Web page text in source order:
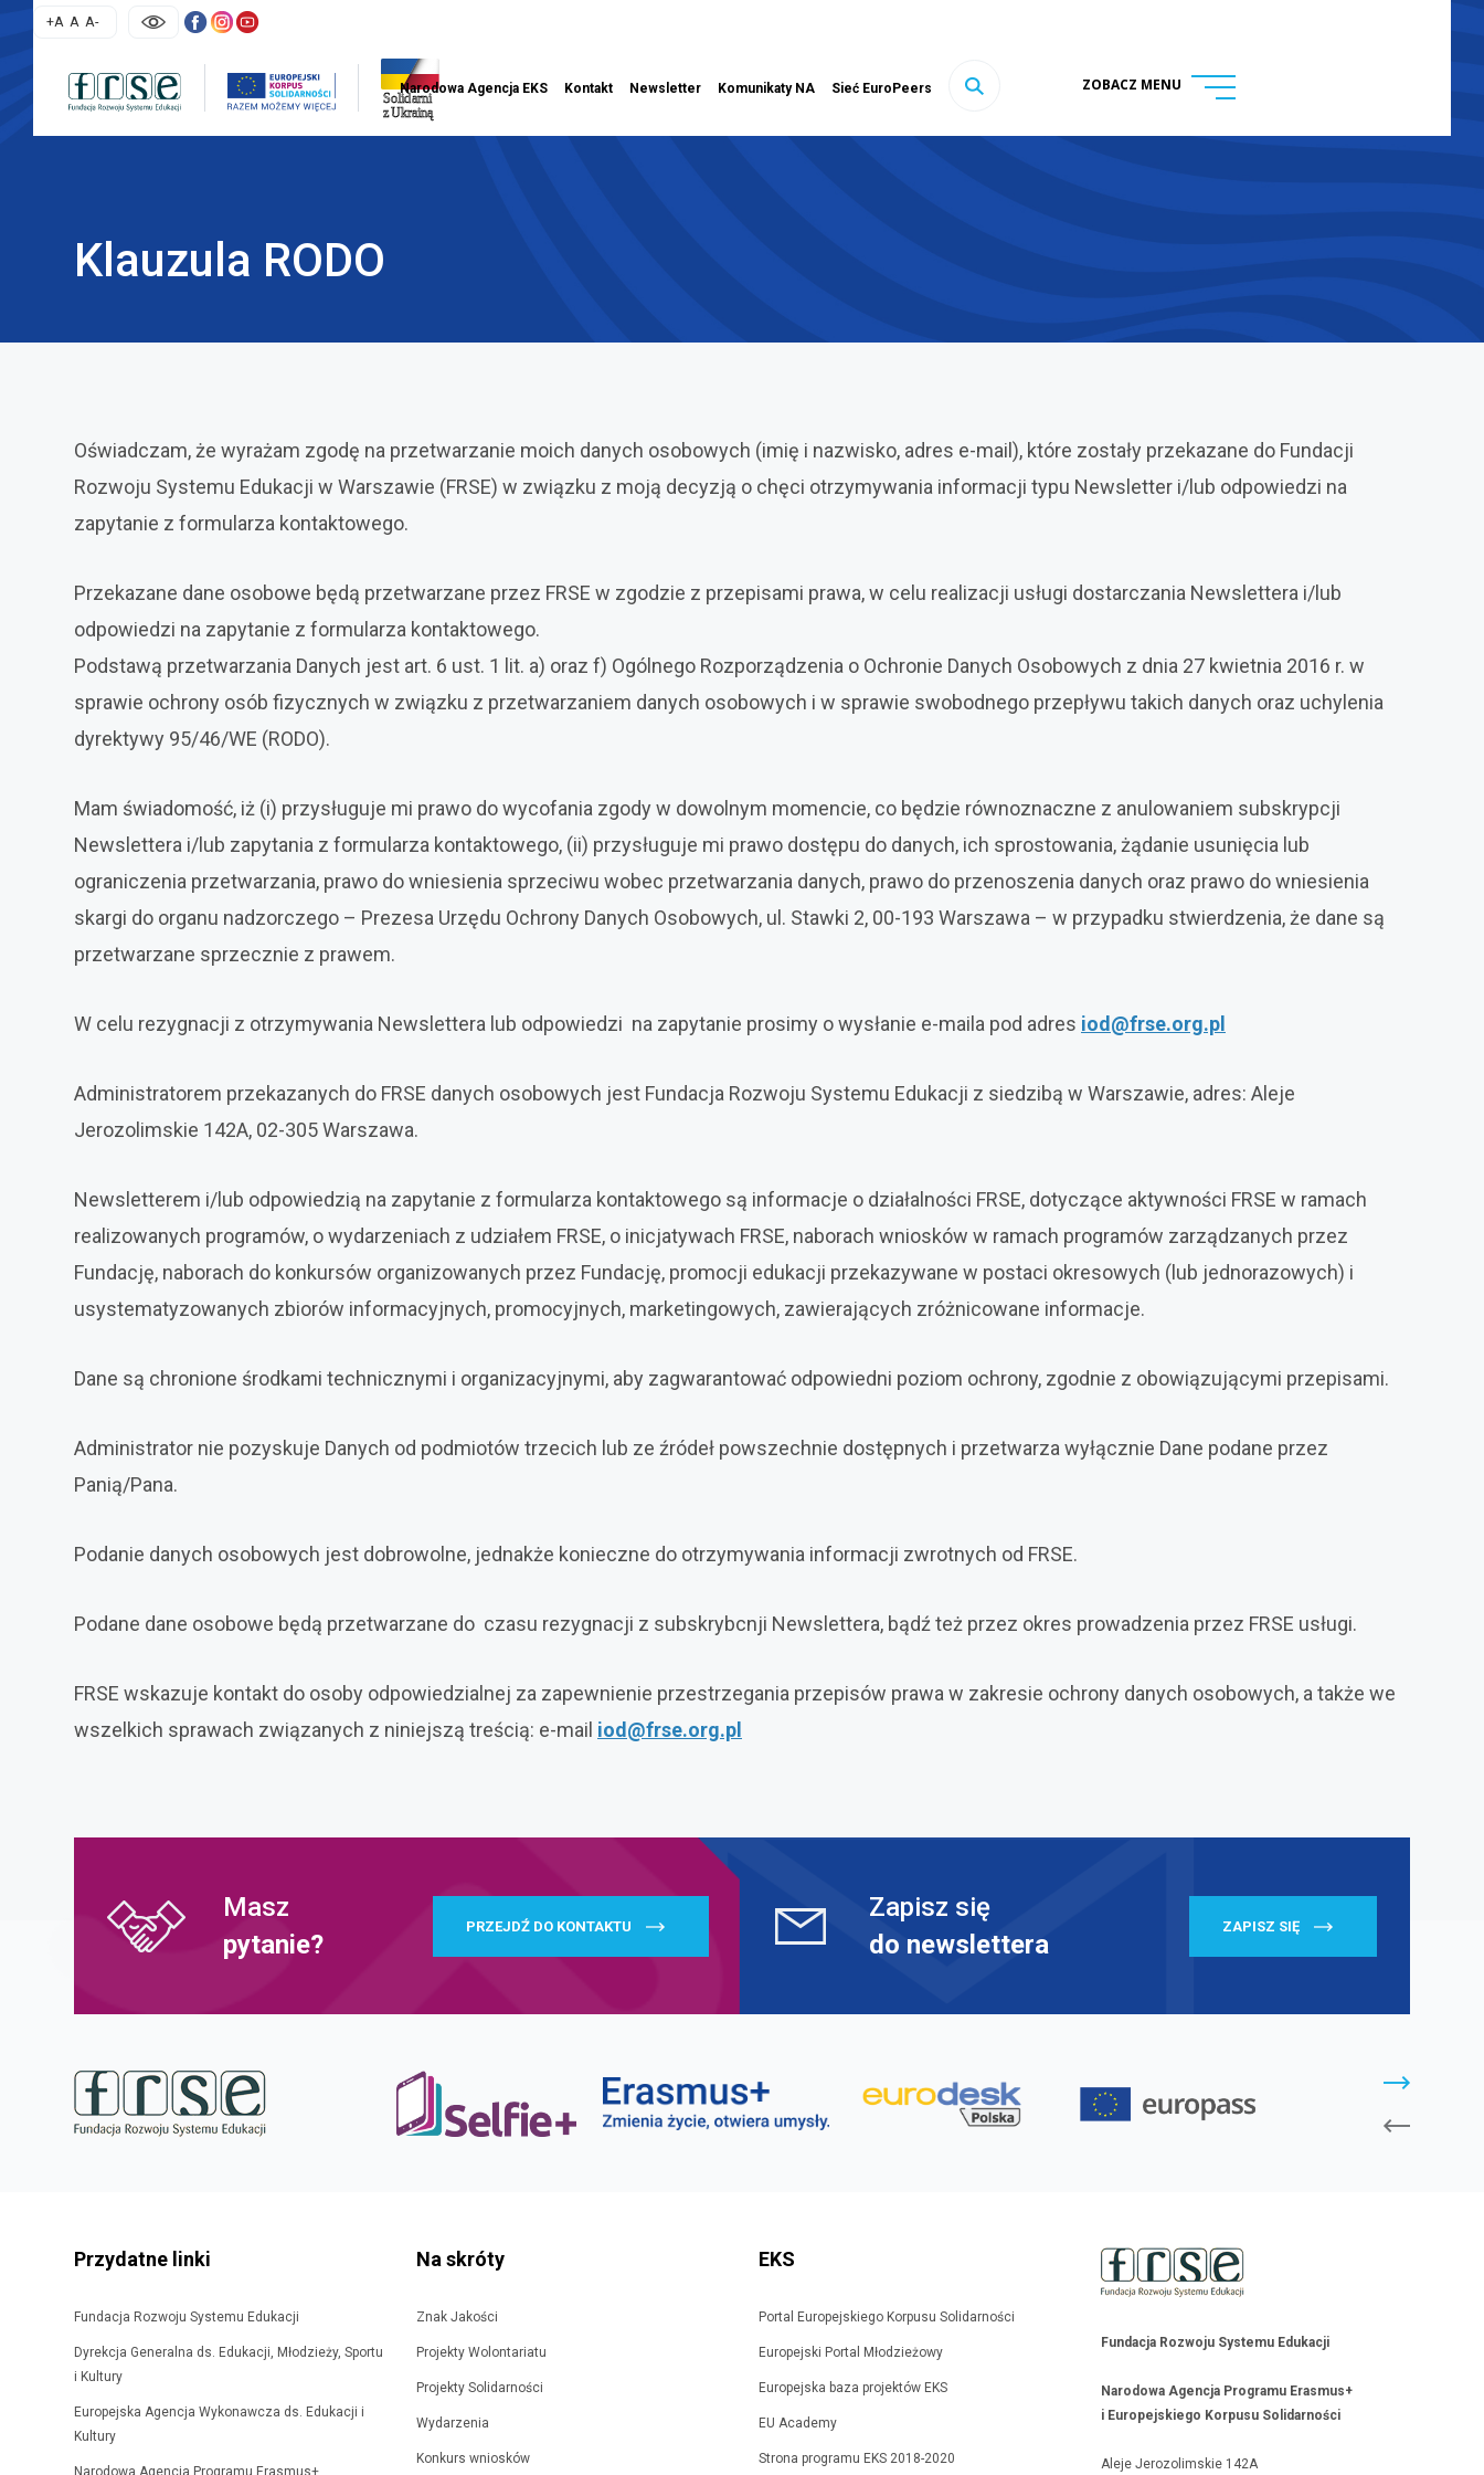
+A większa czcionka
A normalna czcionka
A-mniejsza czcionka
nawigacja strony
Narodowa Agencja EKS Kontakt Newsletter Komunikaty NA Sieć EuroPeers szukaj na stronieZOBACZ MENU menu
Klauzula RODO
Oświadczam, że wyrażam zgodę na przetwarzanie moich danych osobowych (imię i nazwisko, adres e-mail), które zostały przekazane do Fundacji
Rozwoju Systemu Edukacji w Warszawie (FRSE) w związku z moją decyzją o chęci otrzymywania informacji typu Newsletter i/lub odpowiedzi na
zapytanie z formularza kontaktowego.
Przekazane dane osobowe będą przetwarzane przez FRSE w zgodzie z przepisami prawa, w celu realizacji usługi dostarczania Newslettera i/lub
odpowiedzi na zapytanie z formularza kontaktowego.
Podstawą przetwarzania Danych jest art. 6 ust. 1 lit. a) oraz f) Ogólnego Rozporządzenia o Ochronie Danych Osobowych z dnia 27 kwietnia 2016 r. w
sprawie ochrony osób fizycznych w związku z przetwarzaniem danych osobowych i w sprawie swobodnego przepływu takich danych oraz uchylenia
dyrektywy 95/46/WE (RODO).
Mam świadomość, iż (i) przysługuje mi prawo do wycofania zgody w dowolnym momencie, co będzie równoznaczne z anulowaniem subskrypcji
Newslettera i/lub zapytania z formularza kontaktowego, (ii) przysługuje mi prawo dostępu do danych, ich sprostowania, żądanie usunięcia lub
ograniczenia przetwarzania, prawo do wniesienia sprzeciwu wobec przetwarzania danych, prawo do przenoszenia danych oraz prawo do wniesienia
skargi do organu nadzorczego – Prezesa Urzędu Ochrony Danych Osobowych, ul. Stawki 2, 00-193 Warszawa – w przypadku stwierdzenia, że dane są
przetwarzane sprzecznie z prawem.
W celu rezygnacji z otrzymywania Newslettera lub odpowiedzi na zapytanie prosimy o wysłanie e-maila pod adres iod@frse.org.pl
Administratorem przekazanych do FRSE danych osobowych jest Fundacja Rozwoju Systemu Edukacji z siedzibą w Warszawie, adres: Aleje
Jerozolimskie 142A, 02-305 Warszawa.
Newsletterem i/lub odpowiedzią na zapytanie z formularza kontaktowego są informacje o działalności FRSE, dotyczące aktywności FRSE w ramach
realizowanych programów, o wydarzeniach z udziałem FRSE, o inicjatywach FRSE, naborach wniosków w ramach programów zarządzanych przez
Fundację, naborach do konkursów organizowanych przez Fundację, promocji edukacji przekazywane w postaci okresowych (lub jednorazowych) i
usystematyzowanych zbiorów informacyjnych, promocyjnych, marketingowych, zawierających zróżnicowane informacje.
Dane są chronione środkami technicznymi i organizacyjnymi, aby zagwarantować odpowiedni poziom ochrony, zgodnie z obowiązującymi przepisami.
Administrator nie pozyskuje Danych od podmiotów trzecich lub ze źródeł powszechnie dostępnych i przetwarza wyłącznie Dane podane przez
Panią/Pana.
Podanie danych osobowych jest dobrowolne, jednakże konieczne do otrzymywania informacji zwrotnych od FRSE.
Podane dane osobowe będą przetwarzane do czasu rezygnacji z subskrybcnji Newslettera, bądź też przez okres prowadzenia przez FRSE usługi.
FRSE wskazuje kontakt do osoby odpowiedzialnej za zapewnienie przestrzegania przepisów prawa w zakresie ochrony danych osobowych, a także we
wszelkich sprawach związanych z niniejszą treścią: e-mail iod@frse.org.pl
Masz
pytanie?
PRZEJDŹ DO KONTAKTU
Zapisz się
do newslettera
ZAPISZ SIĘ
Przydatne linki
Fundacja Rozwoju Systemu Edukacji
Dyrekcja Generalna ds. Edukacji, Młodzieży, Sportu
i Kultury
Europejska Agencja Wykonawcza ds. Edukacji i
Kultury
Narodowa Agencja Programu Erasmus+
Na skróty
Znak Jakości
Projekty Wolontariatu
Projekty Solidarności
Wydarzenia
Konkurs wniosków
EKS
Portal Europejskiego Korpusu Solidarności
Europejski Portal Młodzieżowy
Europejska baza projektów EKS
EU Academy
Strona programu EKS 2018-2020
Fundacja Rozwoju Systemu Edukacji
Narodowa Agencja Programu Erasmus+
i Europejskiego Korpusu Solidarności
Aleje Jerozolimskie 142A